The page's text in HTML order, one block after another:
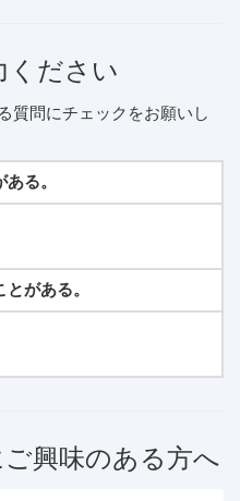
ください
質問にチェックをお願いし
る。
がある。
興味のある方へ